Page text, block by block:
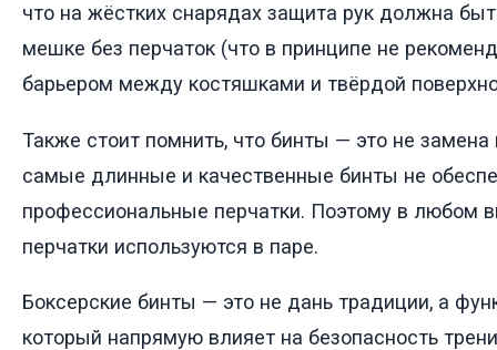
что на жёстких снарядах защита рук должна
мешке без перчаток (что в принципе не
барьером между костяшками и твёрдой
Также стоит помнить, что бинты — это не
самые длинные и качественные бинты не
профессиональные перчатки. Поэтому в любом
перчатки используются в паре.
Боксерские бинты — это не дань традиции, а
который напрямую влияет на безопасность